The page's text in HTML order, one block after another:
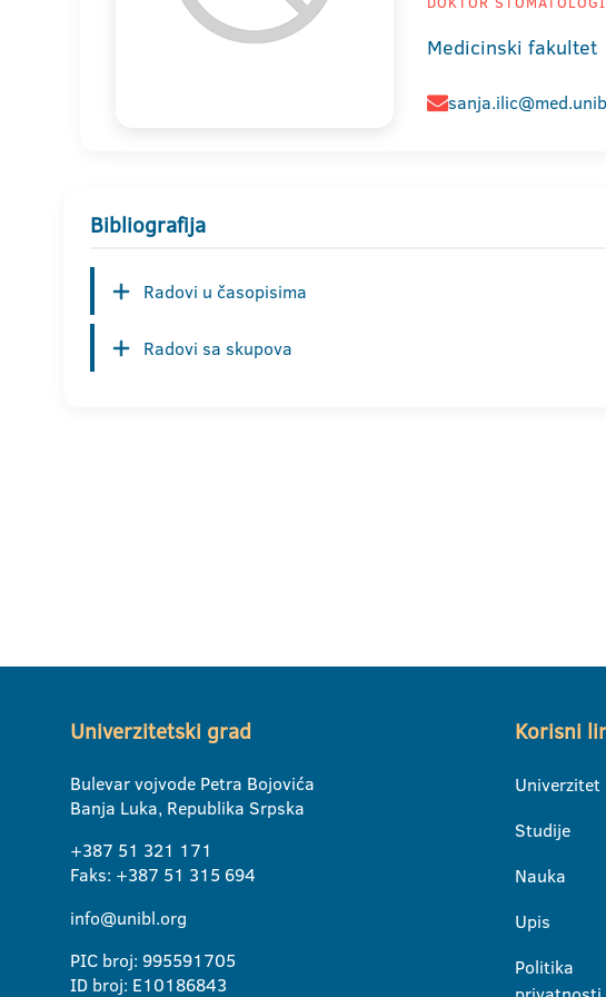
Medicinski fakultet
Bibliografija
Radovi u časopisima
Radovi sa skupova
Univerzitetski grad
Bulevar vojvode Petra Bojovića
Banja Luka, Republika Srpska
+387 51 321 171
Faks: +387 51 315 694
info@unibl.org
PIC broj: 995591705
ID broj: E10186843
Korisni
Univerzitet
Studije
Nauka
Upis
Politika